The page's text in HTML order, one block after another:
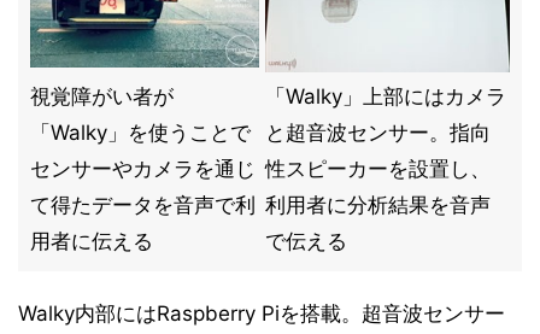
視覚障がい者が
「Walky」を使うことで
センサーやカメラを通じ
て得たデータを音声で利
用者に伝える
「Walky」上部にはカメラ
と超音波センサー。指向
性スピーカーを設置し、
利用者に分析結果を音声
で伝える
Walky内部にはRaspberry Piを搭載。超音波センサー